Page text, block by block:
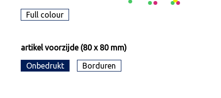
Full colour
artikel voorzijde (80 x 80 mm)
Onbedrukt Borduren